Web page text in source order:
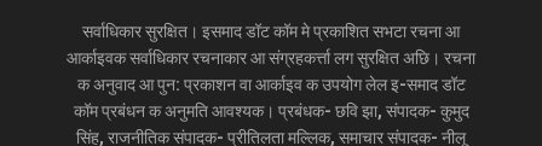
सर्वाधिकार सुरक्षित। इसमाद डॉट कॉम मे प्रकाशित सभटा रचना आ
आर्काइवक सर्वाधिकार रचनाकार आ संग्रहकर्त्ता लग सुरक्षित अछि। रचना
क अनुवाद आ पुन: प्रकाशन वा आर्काइव क उपयोग लेल इ-समाद डॉट
कॉम प्रबंधन क अनुमति आवश्यक। प्रबंधक- छवि झा, संपादक- कुमुद
सिंह, राजनीतिक संपादक- प्रीतिलता मल्लिक, समाचार संपादक- नीलू